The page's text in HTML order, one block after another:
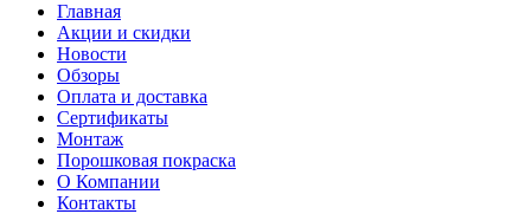
Главная
Акции и скидки
Новости
Обзоры
Оплата и доставка
Сертификаты
Монтаж
Порошковая покраска
О Компании
Контакты